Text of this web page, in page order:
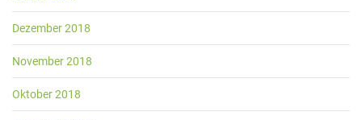
Dezember 2018
November 2018
Oktober 2018